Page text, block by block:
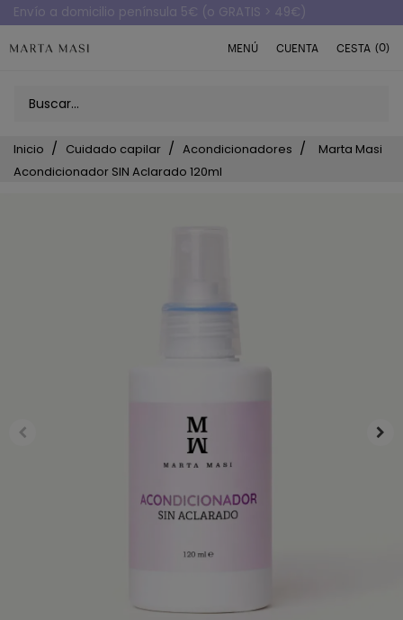
Envío a domicilio península 5€ (o GRATIS > 49€)
MENÚ CUENTA CESTA (0)
Inicio Cuidado capilar Acondicionadores
Marta Masi
Acondicionador SIN Aclarado 120ml